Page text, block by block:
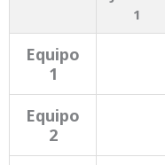
1
Equipo
1
Equipo
2